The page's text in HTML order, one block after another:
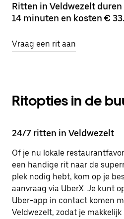
Ritten in Veldwezelt
14 minuten en kosten € 33.
Vraag een rit aan
Ritopties in de
24/7 ritten in Veldwezelt
Of je nu lokale
een handige rit naar de
plek nodig hebt, kom op je
aanvraag via UberX. Je kunt
Uber-app in contact komen
Veldwezelt, zodat je